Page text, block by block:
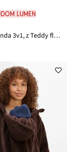
LUMEN
Materská bunda 3v1, z Teddy flísu